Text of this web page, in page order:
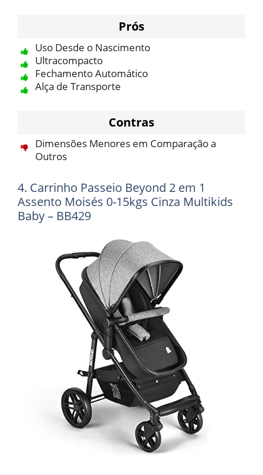
Prós
Uso Desde o Nascimento
Ultracompacto
Fechamento Automático
Alça de Transporte
Contras
Dimensões Menores em Comparação a
Outros
4. Carrinho Passeio Beyond 2 em 1
Assento Moisés 0-15kgs Cinza Multikids
Baby – BB429